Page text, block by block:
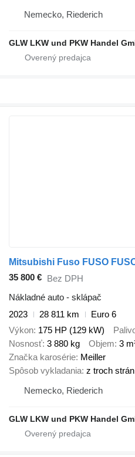
Nemecko, Riederich
GLW LKW und PKW Handel
35 800 € Bez DPH
Nákladné auto - sklápač
2023
28 811 km
Euro 6
Výkon 175 HP (129 kW)
Nosnosť 3 880 kg Objem 3
Značka karosérie Meiller
Spôsob vykladania z troch strán
Nemecko, Riederich
GLW LKW und PKW Handel